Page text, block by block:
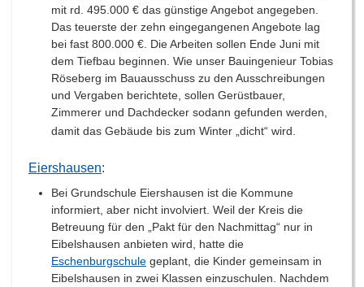
mit rd. 495.000 € das günstige Angebot angegeben.
Das teuerste der zehn eingegangenen Angebote lag
bei fast 800.000 €. Die Arbeiten sollen Ende Juni mit
dem Tiefbau beginnen. Wie unser Bauingenieur Tobias
Röseberg im Bauausschuss zu den Ausschreibungen
und Vergaben berichtete, sollen Gerüstbauer,
Zimmerer und Dachdecker sodann gefunden werden,
damit das Gebäude bis zum Winter „dicht“ wird.
Eiershausen:
Bei Grundschule Eiershausen ist die Kommune
informiert, aber nicht involviert. Weil der Kreis die
Betreuung für den „Pakt für den Nachmittag“ nur in
Eibelshausen anbieten wird, hatte die
Eschenburgschule geplant, die Kinder gemeinsam in
Eibelshausen in zwei Klassen einzuschulen. Nachdem